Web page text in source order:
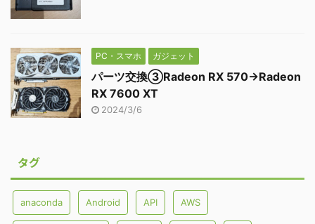
PC・スマホ ガジェット
パーツ交換③Radeon RX 570→Radeon
RX 7600 XT
2024/3/6
タグ
anaconda Android API AWS